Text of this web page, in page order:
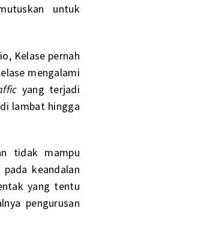
untuk
Kelase pernah
mengalami
yang terjadi
lambat hingga
tidak mampu
keandalan
yang tentu
pengurusan